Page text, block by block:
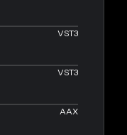
VST3
VST3
AAX